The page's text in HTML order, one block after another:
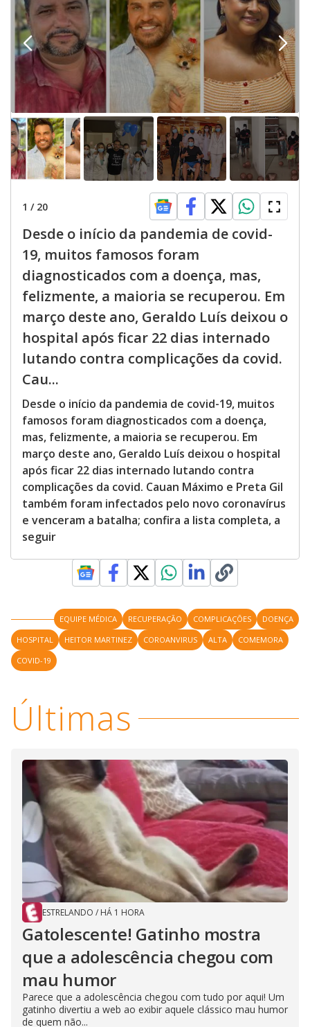
1 / 20
Desde o início da pandemia de covid-
19, muitos famosos foram
diagnosticados com a doença, mas,
felizmente, a maioria se recuperou. Em
março deste ano, Geraldo Luís deixou o
hospital após ficar 22 dias internado
lutando contra complicações da covid.
Cau...
Desde o início da pandemia de covid-19, muitos
famosos foram diagnosticados com a doença,
mas, felizmente, a maioria se recuperou. Em
março deste ano, Geraldo Luís deixou o hospital
após ficar 22 dias internado lutando contra
complicações da covid. Cauan Máximo e Preta Gil
também foram infectados pelo novo coronavírus
e venceram a batalha; confira a lista completa, a
seguir
EQUIPE MÉDICA RECUPERAÇÃO COMPLICAÇÕES
DOENÇA
HOSPITAL
HEITOR MARTINEZ COROANVIRUS ALTA
COMEMORA
COVID-19
Últimas
ESTRELANDO / HÁ 1 HORA
Gatolescente! Gatinho mostra
que a adolescência chegou com
mau humor
Parece que a adolescência chegou com tudo por aqui! Um
gatinho divertiu a web ao exibir aquele clássico mau humor
de quem não...